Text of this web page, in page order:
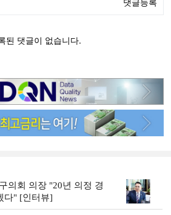
의회 의장 "20년 의정 경
다" [인터뷰]